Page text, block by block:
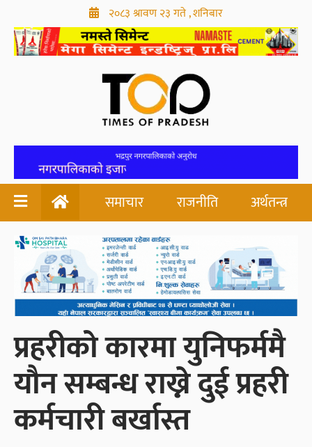
२०८३ श्रावण २३ गते , शनिबार
समाचार राजनीति अर्थतन्त्र
प्रहरीको कारमा युनिफर्ममै
यौन सम्बन्ध राख्ने दुई प्रहरी
कर्मचारी बर्खास्त